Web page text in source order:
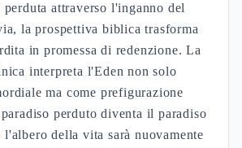
attraverso l'inganno del
la prospettiva biblica trasforma
in promessa di redenzione. La
interpreta l'Eden non solo
ma come prefigurazione
perduto diventa il paradiso
l'albero della vita sarà nuovamente